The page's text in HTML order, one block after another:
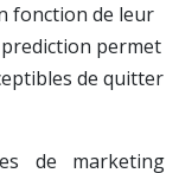
fonction de leur
permet
de quitter
de marketing